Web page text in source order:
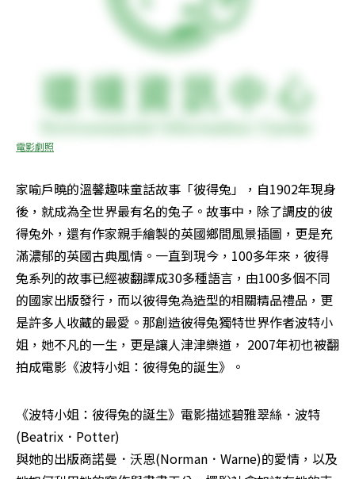
電影劇照
家喻戶曉的溫馨趣味童話故事「彼得兔」，自1902年現身
後，就成為全世界最有名的兔子。故事中，除了調皮的彼
得兔外，還有作家親手繪製的英國鄉間風景插圖，更是充
滿濃郁的英國古典風情。一直到現今，100多年來，彼得
兔系列的故事已經被翻譯成30多種語言，由100多個不同
的國家出版發行，而以彼得兔為造型的相關精品禮品，更
是許多人收藏的最愛。那創造彼得兔獨特世界作者波特小
姐，她不凡的一生，更是讓人津津樂道， 2007年初也被翻
拍成電影《波特小姐：彼得兔的誕生》。
《波特小姐：彼得兔的誕生》電影描述碧雅翠絲．波特
(Beatrix．Potter)
與她的出版商諾曼．沃恩(Norman．Warne)的愛情，以及